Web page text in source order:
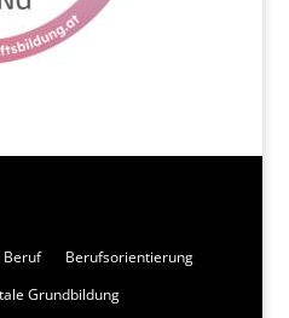
Beruf
Berufsorientierung
Grundbildung